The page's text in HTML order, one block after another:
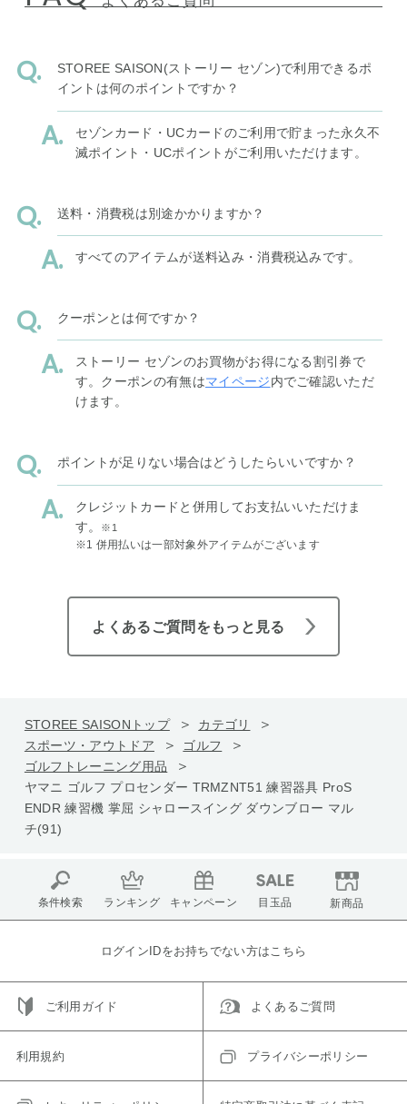
STOREE SAISON(ストーリー セゾン)で利用できるポ
イントは何のポイントですか？
セゾンカード・UCカードのご利用で貯まった永久不
滅ポイント・UCポイントがご利用いただけます。
送料・消費税は別途かかりますか？
すべてのアイテムが送料込み・消費税込みです。
クーポンとは何ですか？
ストーリー セゾンのお買物がお得になる割引券で
す。クーポンの有無はマイページ内でご確認いただ
けます。
ポイントが足りない場合はどうしたらいいですか？
クレジットカードと併用してお支払いいただけま
す。
※1
※1 併用払いは一部対象外アイテムがございます
よくあるご質問をもっと見る
STOREE SAISONトップ
カテゴリ
スポーツ・アウトドア
ゴルフ
ゴルフトレーニング用品
ヤマニ ゴルフ プロセンダー TRMZNT51 練習器具 ProS
ENDR 練習機 掌屈 シャロースイング ダウンブロー マル
チ(91)
条件検索 ランキング キャンペーン 目玉品 新商品
ログインIDをお持ちでない方はこちら
ご利用ガイド よくあるご質問
利用規約 プライバシーポリシー